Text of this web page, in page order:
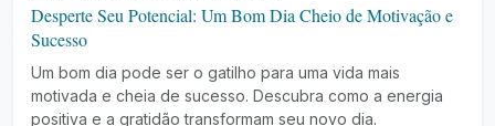
Desperte Seu Potencial: Um Bom Dia Cheio de Motivação e
Sucesso
Um bom dia pode ser o gatilho para uma vida mais
motivada e cheia de sucesso. Descubra como a energia
positiva e a gratidão transformam seu novo dia.